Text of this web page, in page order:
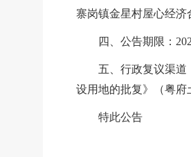
寨岗镇金星村屋心经济
四、公告期限：
五、行政复议渠
设用地的批复》（粤府
特此公告